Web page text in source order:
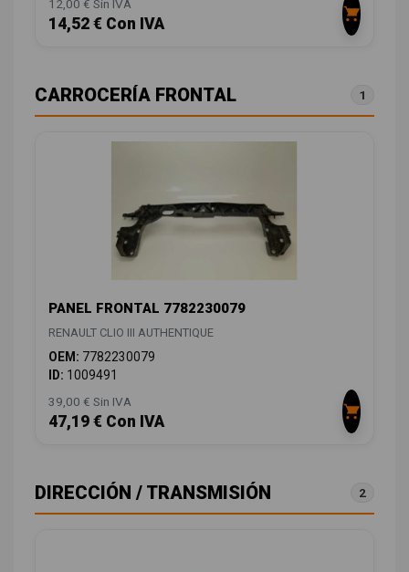
12,00 € Sin IVA
14,52 € Con IVA
CARROCERÍA FRONTAL 1
PANEL FRONTAL 7782230079
RENAULT CLIO III AUTHENTIQUE
OEM: 7782230079
ID: 1009491
39,00 € Sin IVA
47,19 € Con IVA
DIRECCIÓN / TRANSMISIÓN 2